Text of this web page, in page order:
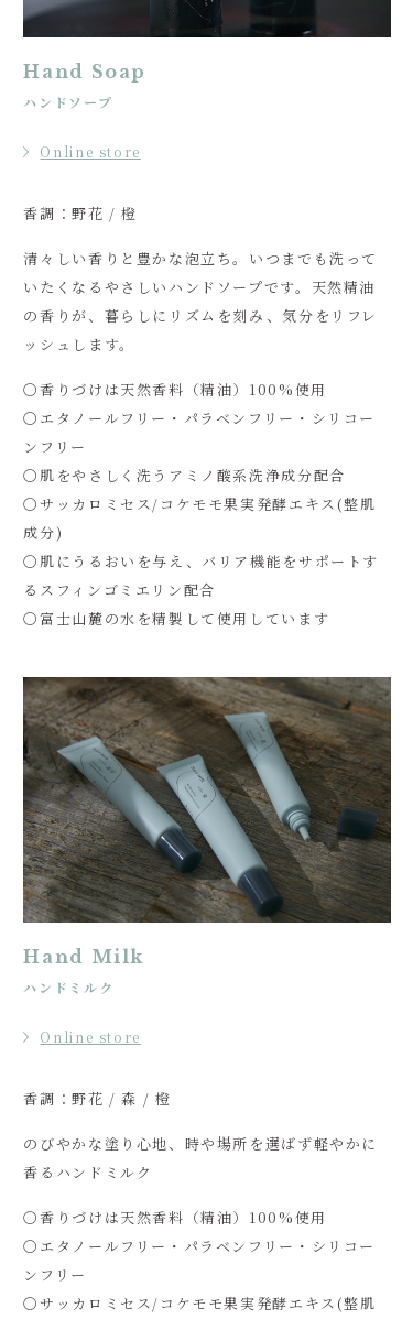
Hand Soap
ハンドソープ
Online store
香調：野花 / 橙
清々しい香りと豊かな泡立ち。いつまでも洗って
いたくなるやさしいハンドソープです。天然精油
の香りが、暮らしにリズムを刻み、気分をリフレ
ッシュします。
〇香りづけは天然香料（精油）100%使用
〇エタノールフリー・パラベンフリー・シリコー
ンフリー
〇肌をやさしく洗うアミノ酸系洗浄成分配合
〇サッカロミセス/コケモモ果実発酵エキス(整肌
成分)
〇肌にうるおいを与え、バリア機能をサポートす
るスフィンゴミエリン配合
〇富士山麓の水を精製して使用しています
Hand Milk
ハンドミルク
Online store
香調：野花 / 森 / 橙
のびやかな塗り心地、時や場所を選ばず軽やかに
香るハンドミルク
〇香りづけは天然香料（精油）100%使用
〇エタノールフリー・パラベンフリー・シリコー
ンフリー
〇サッカロミセス/コケモモ果実発酵エキス(整肌